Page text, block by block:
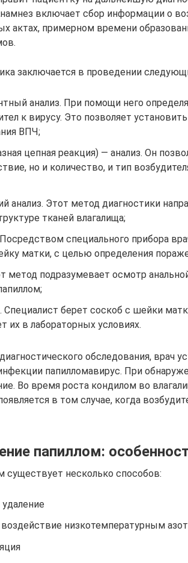
включает сбор информации о
актах, примерном времени
заключается в проведении
анализ. При помощи него
к вирусу. Это позволяет
ВПЧ;
цепная реакция) — анализ. Он
но и количество, и тип
анализ. Этот метод диагностики
тканей влагалища;
специального прибора
матки, с целью определения
метод подразумевает осмотр
Специалист берет соскоб с шейки
их в лабораторных условиях.
обследования, врач
папилломавирус. При
Во время роста кондилом во
в том случае, когда
папиллом:
существует несколько способов:
воздействие низкотемпературным